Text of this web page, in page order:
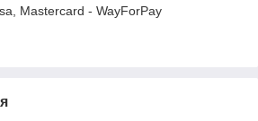
Mastercard - WayForPay